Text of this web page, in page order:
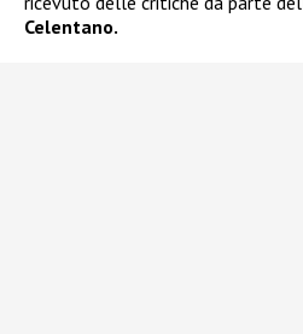
Celentano.